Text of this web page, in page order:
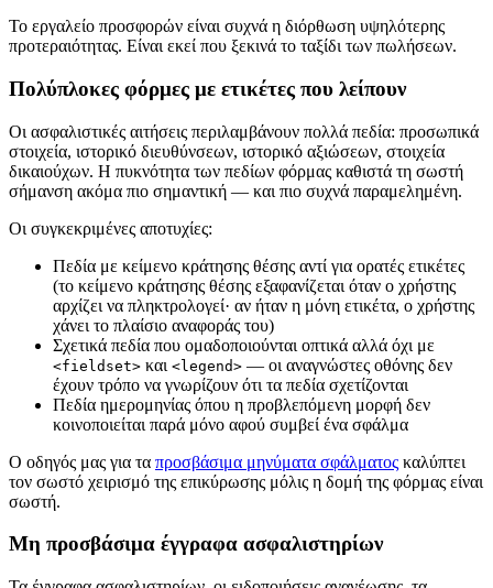
Το εργαλείο προσφορών είναι συχνά η διόρθωση υψηλότερης
προτεραιότητας. Είναι εκεί που ξεκινά το ταξίδι των πωλήσεων.
Πολύπλοκες φόρμες με ετικέτες που λείπουν
Οι ασφαλιστικές αιτήσεις περιλαμβάνουν πολλά πεδία: προσωπικά
στοιχεία, ιστορικό διευθύνσεων, ιστορικό αξιώσεων, στοιχεία
δικαιούχων. Η πυκνότητα των πεδίων φόρμας καθιστά τη σωστή
σήμανση ακόμα πιο σημαντική — και πιο συχνά παραμελημένη.
Οι συγκεκριμένες αποτυχίες:
Πεδία με κείμενο κράτησης θέσης αντί για ορατές ετικέτες
(το κείμενο κράτησης θέσης εξαφανίζεται όταν ο χρήστης
αρχίζει να πληκτρολογεί· αν ήταν η μόνη ετικέτα, ο χρήστης
χάνει το πλαίσιο αναφοράς του)
Σχετικά πεδία που ομαδοποιούνται οπτικά αλλά όχι με
<fieldset> και <legend> — οι αναγνώστες οθόνης δεν
έχουν τρόπο να γνωρίζουν ότι τα πεδία σχετίζονται
Πεδία ημερομηνίας όπου η προβλεπόμενη μορφή δεν
κοινοποιείται παρά μόνο αφού συμβεί ένα σφάλμα
Ο οδηγός μας για τα προσβάσιμα μηνύματα σφάλματος καλύπτει
τον σωστό χειρισμό της επικύρωσης μόλις η δομή της φόρμας είναι
σωστή.
Μη προσβάσιμα έγγραφα ασφαλιστηρίων